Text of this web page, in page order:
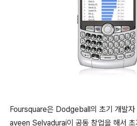
Foursquare은 Dodgeball의 초기 개발
aveen Selvadurai이 공동 창업을 해서 초